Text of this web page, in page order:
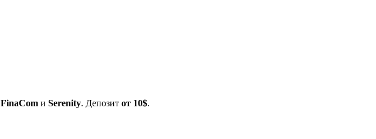
FinaCom и Serenity. Депозит от 10$.